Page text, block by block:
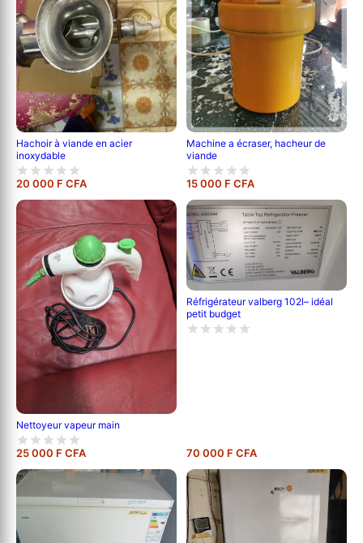
Hachoir à viande en acier
inoxydable
20 000 F CFA
Machine a écraser, hacheur de
viande
15 000 F CFA
Nettoyeur vapeur main
25 000 F CFA
Réfrigérateur valberg 102l– idéal
petit budget
70 000 F CFA